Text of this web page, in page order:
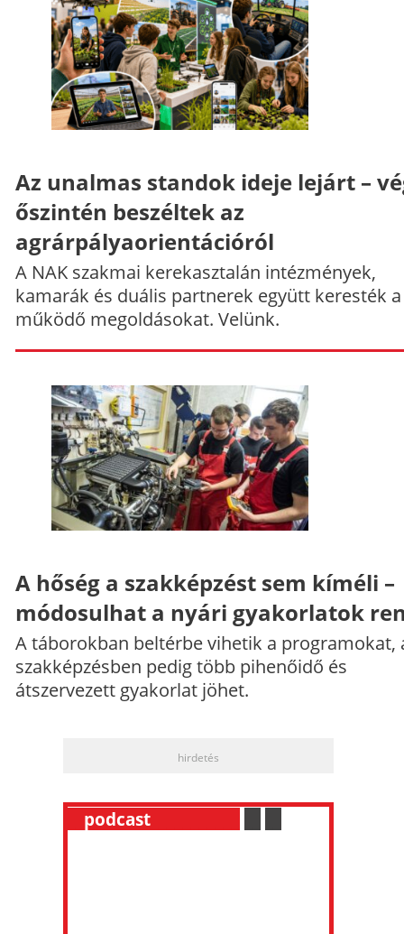
Az unalmas standok ideje lejárt –
őszintén beszéltek az
agrárpályaorientációról
A NAK szakmai kerekasztalán intézmények,
kamarák és duális partnerek együtt keresték a
működő megoldásokat. Velünk.
A hőség a szakképzést sem kíméli –
módosulhat a nyári gyakorlatok
A táborokban beltérbe vihetik a programokat,
szakképzésben pedig több pihenőidő és
átszervezett gyakorlat jöhet.
hirdetés
podcast